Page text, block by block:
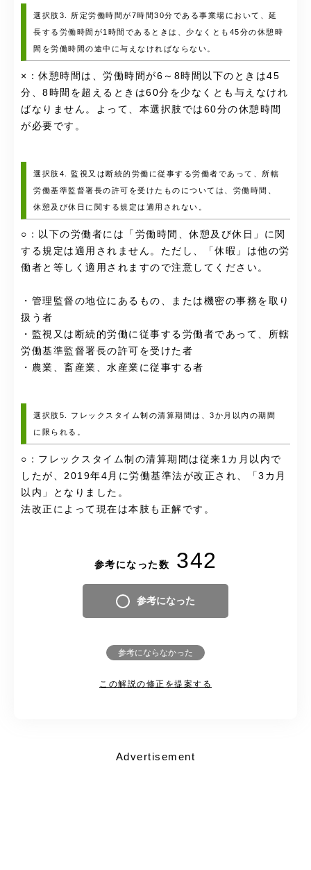
選択肢3. 所定労働時間が7時間30分である事業場において、延
長する労働時間が1時間であるときは、少なくとも45分の休憩時
間を労働時間の途中に与えなければならない。
×：休憩時間は、労働時間が6～8時間以下のときは45
分、8時間を超えるときは60分を少なくとも与えなけれ
ばなりません。よって、本選択肢では60分の休憩時間
が必要です。
選択肢4. 監視又は断続的労働に従事する労働者であって、所轄
労働基準監督署長の許可を受けたものについては、労働時間、
休憩及び休日に関する規定は適用されない。
○：以下の労働者には「労働時間、休憩及び休日」に関
する規定は適用されません。ただし、「休暇」は他の労
働者と等しく適用されますので注意してください。
・管理監督の地位にあるもの、または機密の事務を取り
扱う者
・監視又は断続的労働に従事する労働者であって、所轄
労働基準監督署長の許可を受けた者
・農業、畜産業、水産業に従事する者
選択肢5. フレックスタイム制の清算期間は、3か月以内の期間
に限られる。
○：フレックスタイム制の清算期間は従来1カ月以内で
したが、2019年4月に労働基準法が改正され、「3カ月
以内」となりました。
法改正によって現在は本肢も正解です。
参考になった数 342
参考になった
参考にならなかった
この解説の修正を提案する
Advertisement